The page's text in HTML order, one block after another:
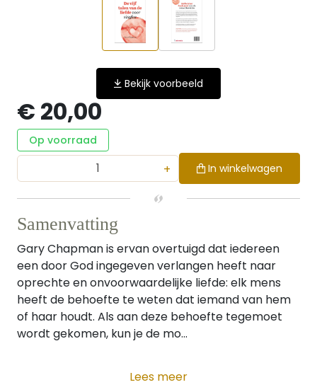
Bekijk voorbeeld
€ 20,00
Op voorraad
+ In winkelwagen
Samenvatting
Gary Chapman is ervan overtuigd dat iedereen
een door God ingegeven verlangen heeft naar
oprechte en onvoorwaardelijke liefde: elk mens
heeft de behoefte te weten dat iemand van hem
of haar houdt. Als aan deze behoefte tegemoet
wordt gekomen, kun je de mo...
Lees meer